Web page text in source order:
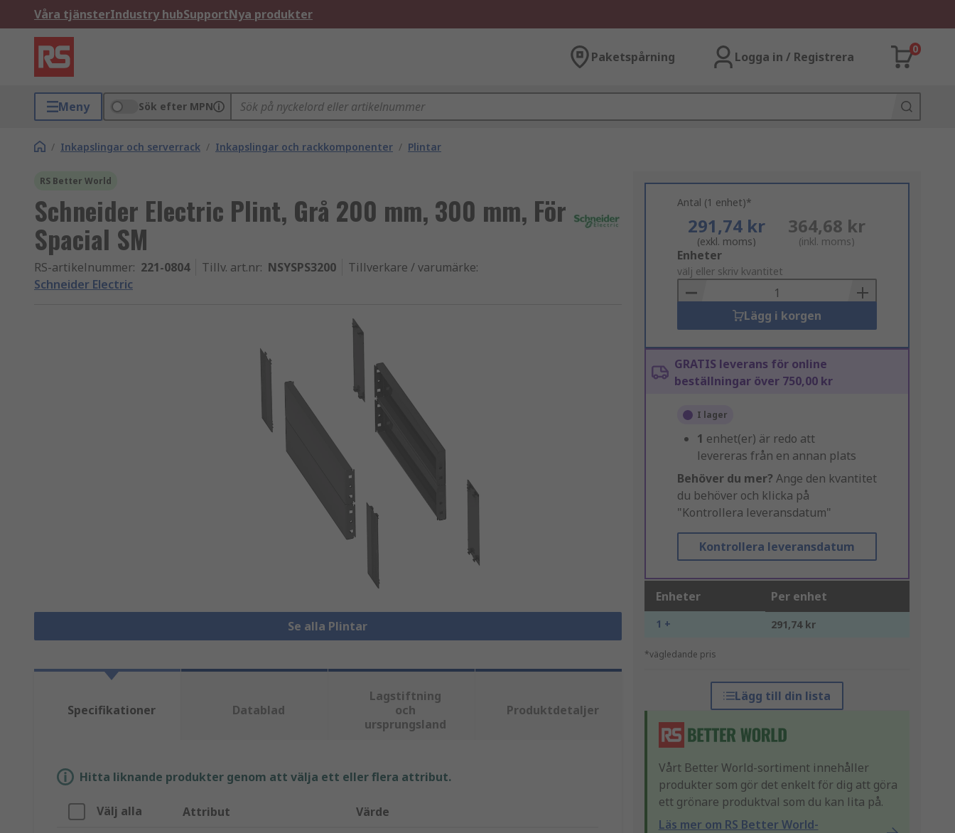
Våra tjänsterIndustry hubSupportNya produkter
Paketspårning Logga in / Registrera
0
Meny Sök efter MPN
/ Inkapslingar och serverrack / Inkapslingar och rackkomponenter / Plintar
RS Better World
Schneider Electric Plint, Grå 200 mm, 300 mm, För
Spacial SM
RS-artikelnummer: 221-0804 Tillv. art.nr: NSYSPS3200 Tillverkare / varumärke:
Schneider Electric
Se alla Plintar
Antal (1 enhet)*
291,74 kr
(exkl. moms)
364,68 kr
(inkl. moms)
Add
to
Basket
Enheter
välj eller skriv kvantitet
Lägg i korgen
GRATIS leverans för online
beställningar över 750,00 kr
I lager
1 enhet(er) är redo att
levereras från en annan plats
Behöver du mer? Ange den kvantitet
du behöver och klicka på
"Kontrollera leveransdatum"
Kontrollera leveransdatum
Enheter Per enhet
1 + 291,74 kr
*vägledande pris
Lägg till din lista
Vårt Better World-sortiment innehåller
produkter som gör det enkelt för dig att göra
ett grönare produktval som du kan lita på.
Läs mer om RS Better World-
Specifikationer Datablad
Lagstiftning
och
ursprungsland
Produktdetaljer
Hitta liknande produkter genom att välja ett eller flera attribut.
Välj alla Attribut Värde